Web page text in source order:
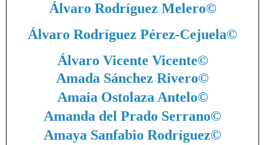
Álvaro Rodríguez Melero©
Álvaro Rodríguez Pérez-Cejuela©
Álvaro Vicente Vicente©
Amada Sánchez Rivero©
Amaia Ostolaza Antelo©
Amanda del Prado Serrano©
Amaya Sanfabio Rodríguez©